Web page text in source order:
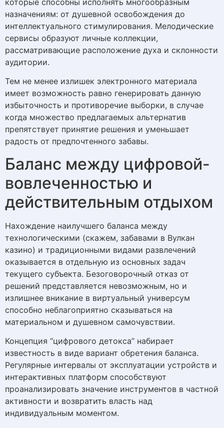
которые способны исполнять многообразным
назначениям: от душевной освобождения до
интеллектуального стимулирования. Мелодические
сервисы образуют личные коллекции,
рассматривающие расположение духа и склонности
аудитории.
Тем не менее излишек электронного материала
имеет возможность равно генерировать данную
избыточность и противоречие выборки, в случае
когда множество предлагаемых альтернатив
препятствует принятие решения и уменьшает
радость от предпочтенного забавы.
Баланс между цифровой-
вовлеченностью и
действительным отдыхом
Нахождение наилучшего баланса между
технологическими (скажем, забавами в Вулкан
казино) и традиционными видами развлечений
оказывается в отдельную из основных задач
текущего субъекта. Безоговорочный отказ от
решений представляется невозможным, но и
излишнее вникание в виртуальный универсум
способно неблагоприятно сказываться на
материальном и душевном самочувствии.
Концепция “цифрового детокса” набирает
известность в виде вариант обретения баланса.
Регулярные интервалы от эксплуатации устройств и
интерактивных платформ способствуют
проанализировать значение инструментов в частной
активности и возвратить власть над
индивидуальным моментом.